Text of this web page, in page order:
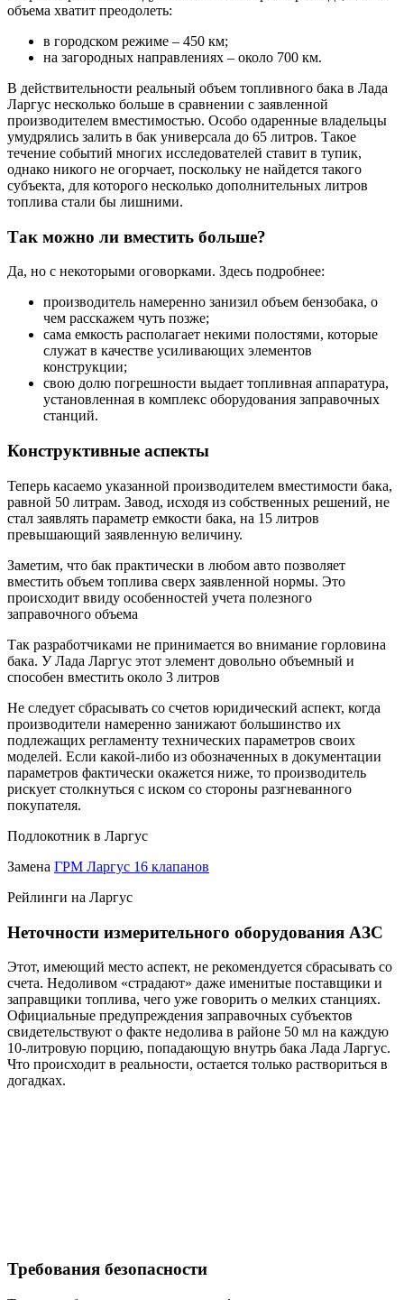
объема хватит преодолеть:
в городском режиме – 450 км;
на загородных направлениях – около 700 км.
В действительности реальный объем топливного бака в Лада
Ларгус несколько больше в сравнении с заявленной
производителем вместимостью. Особо одаренные владельцы
умудрялись залить в бак универсала до 65 литров. Такое
течение событий многих исследователей ставит в тупик,
однако никого не огорчает, поскольку не найдется такого
субъекта, для которого несколько дополнительных литров
топлива стали бы лишними.
Так можно ли вместить больше?
Да, но с некоторыми оговорками. Здесь подробнее:
производитель намеренно занизил объем бензобака, о
чем расскажем чуть позже;
сама емкость располагает некими полостями, которые
служат в качестве усиливающих элементов
конструкции;
свою долю погрешности выдает топливная аппаратура,
установленная в комплекс оборудования заправочных
станций.
Конструктивные аспекты
Теперь касаемо указанной производителем вместимости бака,
равной 50 литрам. Завод, исходя из собственных решений, не
стал заявлять параметр емкости бака, на 15 литров
превышающий заявленную величину.
Заметим, что бак практически в любом авто позволяет
вместить объем топлива сверх заявленной нормы. Это
происходит ввиду особенностей учета полезного
заправочного объема
Так разработчиками не принимается во внимание горловина
бака. У Лада Ларгус этот элемент довольно объемный и
способен вместить около 3 литров
Не следует сбрасывать со счетов юридический аспект, когда
производители намеренно занижают большинство их
подлежащих регламенту технических параметров своих
моделей. Если какой-либо из обозначенных в документации
параметров фактически окажется ниже, то производитель
рискует столкнуться с иском со стороны разгневанного
покупателя.
Подлокотник в Ларгус
Замена ГРМ Ларгус 16 клапанов
Рейлинги на Ларгус
Неточности измерительного оборудования АЗС
Этот, имеющий место аспект, не рекомендуется сбрасывать со
счета. Недоливом «страдают» даже именитые поставщики и
заправщики топлива, чего уже говорить о мелких станциях.
Официальные предупреждения заправочных субъектов
свидетельствуют о факте недолива в районе 50 мл на каждую
10-литровую порцию, попадающую внутрь бака Лада Ларгус.
Что происходит в реальности, остается только раствориться в
догадках.
Требования безопасности